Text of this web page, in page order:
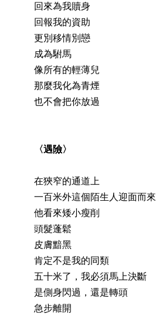
回來為我贖身
回報我的資助
更別移情別戀
成為駙馬
像所有的輕薄兒
那麼我化為青煙
也不會把你放過
〈遇險〉
在狹窄的通道上
一百米外這個陌生人迎面而來
他看來矮小瘦削
頭髮蓬鬆
皮膚黯黑
肯定不是我的同類
五十米了，我必須馬上決斷
是側身閃過，還是轉頭
急步離開